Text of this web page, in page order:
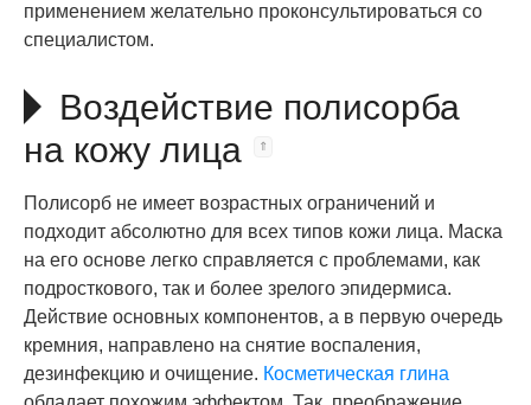
применением желательно проконсультироваться со
специалистом.
Воздействие полисорба
на кожу лица
Полисорб не имеет возрастных ограничений и
подходит абсолютно для всех типов кожи лица. Маска
на его основе легко справляется с проблемами, как
подросткового, так и более зрелого эпидермиса.
Действие основных компонентов, а в первую очередь
кремния, направлено на снятие воспаления,
дезинфекцию и очищение. Косметическая глина